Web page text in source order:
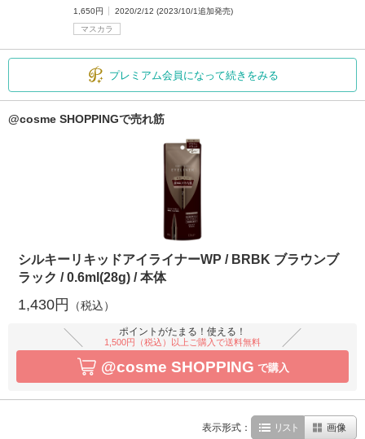
1,650円
2020/2/12 (2023/10/1追加発売)
マスカラ
プレミアム会員になって続きをみる
@cosme SHOPPINGで売れ筋
シルキーリキッドアイライナーWP / BRBK ブラウンブ
ラック / 0.6ml(28g) / 本体
1,430円 （税込）
ポイントがたまる！使える！
1,500円（税込）以上ご購入で送料無料
@cosme SHOPPING で購入
表示形式： リスト 画像